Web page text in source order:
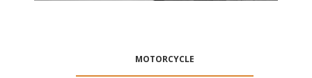
MOTORCYCLE